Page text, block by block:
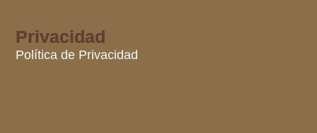
Privacidad
Política de Privacidad